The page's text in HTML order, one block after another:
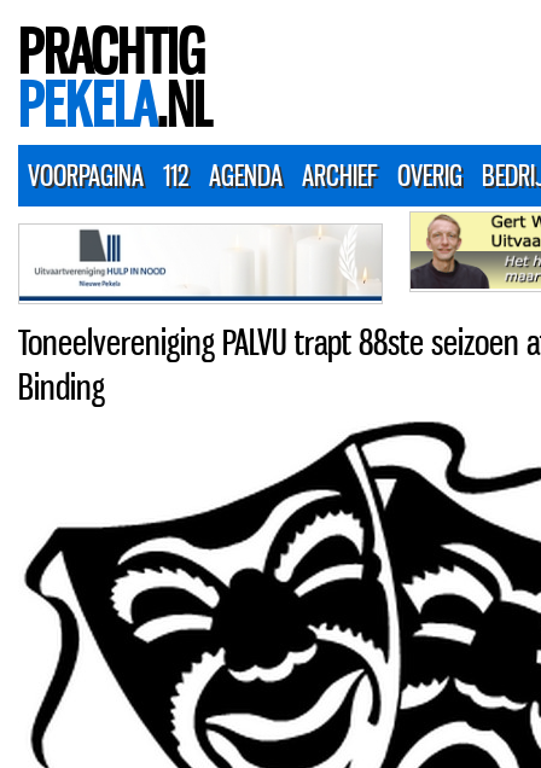
PRACHTIG
PEKELA.NL
VOORPAGINA 112 AGENDA ARCHIEF OVERIG
Toneelvereniging PALVU trapt 88ste seizoen
Binding